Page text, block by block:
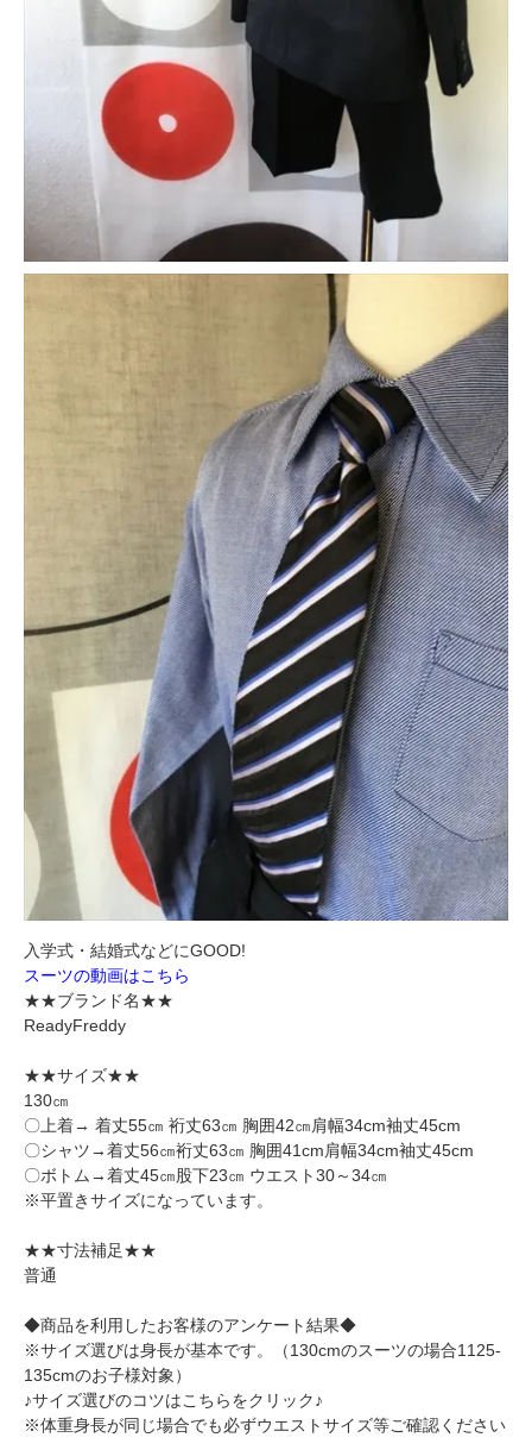
入学式・結婚式などにGOOD!
スーツの動画はこちら
★★ブランド名★★
ReadyFreddy
★★サイズ★★
130㎝
〇上着→ 着丈55㎝ 裄丈63㎝ 胸囲42㎝肩幅34cm袖丈45cm
〇シャツ→着丈56㎝裄丈63㎝ 胸囲41cm肩幅34cm袖丈45cm
〇ボトム→着丈45㎝股下23㎝ ウエスト30～34㎝
※平置きサイズになっています。
★★寸法補足★★
普通
◆商品を利用したお客様のアンケート結果◆
※サイズ選びは身長が基本です。（130cmのスーツの場合1125-
135cmのお子様対象）
♪サイズ選びのコツはこちらをクリック♪
※体重身長が同じ場合でも必ずウエストサイズ等ご確認ください